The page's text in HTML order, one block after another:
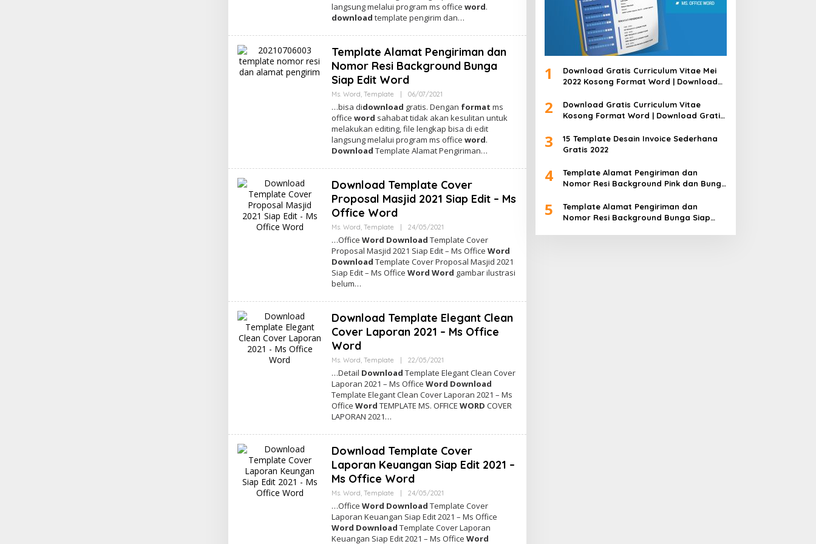
D
M
I
langsung melalui program ms office word.
download template pengirim dan…
Template Alamat Pengiriman dan
Nomor Resi Background Bunga
Siap Edit Word
Ms. Word Template | 06/07/2021
E
H
A
D
M
I
…bisa didownload gratis. Dengan format ms
office word sahabat tidak akan kesulitan untuk
melakukan editing, file lengkap bisa di edit
langsung melalui program ms office word.
Download Template Alamat Pengiriman…
Download Template Cover
Proposal Masjid 2021 Siap Edit – Ms
Office Word
Ms. Word Template | 24/05/2021
E
H
A
M
…Office Word Download Template Cover
Proposal Masjid 2021 Siap Edit – Ms Office Word
Download Template Cover Proposal Masjid 2021
Siap Edit – Ms Office Word Word gambar ilustrasi
belum…
Download Template Elegant Clean
Cover Laporan 2021 – Ms Office
Word
Ms. Word Template | 22/05/2021
E
H
A
D
M
…Detail Download Template Elegant Clean Cover
Laporan 2021 – Ms Office Word Download
Template Elegant Clean Cover Laporan 2021 – Ms
Office Word TEMPLATE MS. OFFICE WORD COVER
LAPORAN 2021…
Download Template Cover
Laporan Keuangan Siap Edit 2021 –
Ms Office Word
Ms. Word Template | 24/05/2021
E
H
A
D
…Office Word Download Template Cover
Laporan Keuangan Siap Edit 2021 – Ms Office
Word Download Template Cover Laporan
Keuangan Siap Edit 2021 – Ms Office Word
1
Download Gratis Curriculum Vitae Mei
2022 Kosong Format Word | Download
Bisa Diedit
2
Download Gratis Curriculum Vitae
Kosong Format Word | Download Gratis
Diedit
3
15 Template Desain Invoice Sederhana
Gratis 2022
4
Template Alamat Pengiriman dan
Nomor Resi Background Pink dan Bunga
5
Template Alamat Pengiriman dan
Nomor Resi Background Bunga Siap